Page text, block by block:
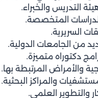
التدريس والخبراء.
المتخصصة.
السريرية.
من الجامعات الدولية.
دكتوراه متميزة.
والأمراض المرتبطة بها.
والمراكز البحثية.
والتطوير العلمي.